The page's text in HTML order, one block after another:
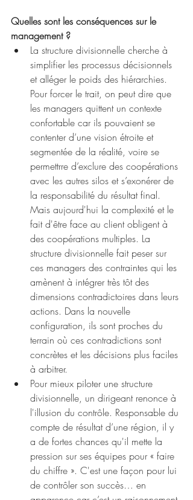
Quelles sont les conséquences sur le
management ?
La structure divisionnelle cherche à
simplifier les processus décisionnels
et alléger le poids des hiérarchies.
Pour forcer le trait, on peut dire que
les managers quittent un contexte
confortable car ils pouvaient se
contenter d’une vision étroite et
segmentée de la réalité, voire se
permettrre d’exclure des coopérations
avec les autres silos et s’exonérer de
la responsabilité du résultat final.
Mais aujourd'hui la complexité et le
fait d'être face au client obligent à
des coopérations multiples. La
structure divisionnelle fait peser sur
ces managers des contraintes qui les
amènent à intégrer très tôt des
dimensions contradictoires dans leurs
actions. Dans la nouvelle
configuration, ils sont proches du
terrain où ces contradictions sont
concrètes et les décisions plus faciles
à arbitrer.
Pour mieux piloter une structure
divisionnelle, un dirigeant renonce à
l'illusion du contrôle. Responsable du
compte de résultat d’une région, il y
a de fortes chances qu'il mette la
pression sur ses équipes pour « faire
du chiffre ». C'est une façon pour lui
de contrôler son succès… en